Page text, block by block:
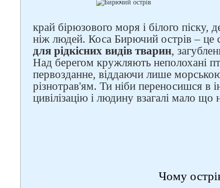
край бірюзового моря і білого піску,
ніж людей. Коса Бирючий острів – це
для рідкісних видів тварин,
Над берегом кружляють неполохані
первозданне, віддаючи лише
різнотрав'ям. Ти ніби переносишся в
цивілізацію і людину взагалі мало що
Чому